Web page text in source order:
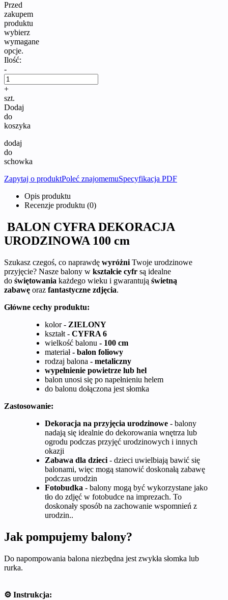
Przed
zakupem
produktu
wybierz
wymagane
opcje.
Ilość:
-
+
szt.
Dodaj
do
koszyka
dodaj
do
schowka
Zapytaj o produktPoleć znajomemuSpecyfikacja PDF
Opis produktu
Recenzje produktu (0)
BALON CYFRA DEKORACJA
URODZINOWA 100 cm
Szukasz czegoś, co naprawdę wyróżni Twoje urodzinowe
przyjęcie? Nasze balony w kształcie cyfr są idealne
do świętowania każdego wieku i gwarantują świetną
zabawę oraz fantastyczne zdjęcia.
Główne cechy produktu:
kolor - ZIELONY
kształt - CYFRA 6
wielkość balonu - 100 cm
materiał- balon foliowy
rodzaj balona - metaliczny
wypełnienie powietrze lub hel
balon unosi się po napełnieniu helem
do balonu dołączona jest słomka
Zastosowanie:
Dekoracja na przyjęcia urodzinowe - balony
nadają się idealnie do dekorowania wnętrza lub
ogrodu podczas przyjęć urodzinowych i innych
okazji
Zabawa dla dzieci - dzieci uwielbiają bawić się
balonami, więc mogą stanowić doskonałą zabawę
podczas urodzin
Fotobudka - balony mogą być wykorzystane jako
tło do zdjęć w fotobudce na imprezach. To
doskonały sposób na zachowanie wspomnień z
urodzin..
Jak pompujemy balony?
Do napompowania balona niezbędna jest zwykła słomka lub
rurka.
⚙️ Instrukcja: